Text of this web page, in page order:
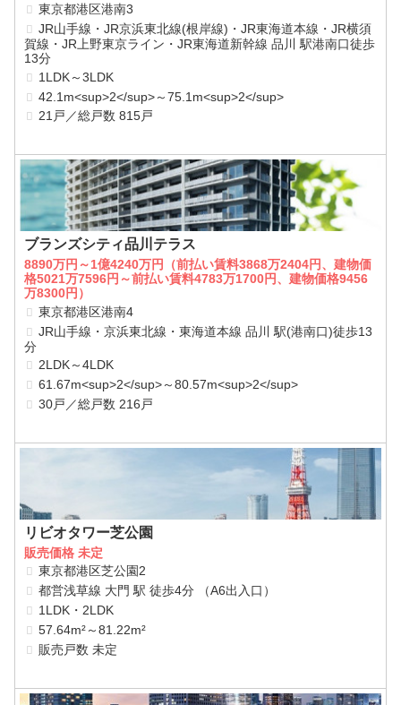
東京都港区港南3
JR山手線・JR京浜東北線(根岸線)・JR東海道本線・JR横須
賀線・JR上野東京ライン・JR東海道新幹線 品川 駅港南口徒歩
13分
1LDK～3LDK
42.1m<sup>2</sup>～75.1m<sup>2</sup>
21戸／総戸数 815戸
ブランズシティ品川テラス
8890万円～1億4240万円（前払い賃料3868万2404円、建物価
格5021万7596円～前払い賃料4783万1700円、建物価格9456
万8300円）
東京都港区港南4
JR山手線・京浜東北線・東海道本線 品川 駅(港南口)徒歩13
分
2LDK～4LDK
61.67m<sup>2</sup>～80.57m<sup>2</sup>
30戸／総戸数 216戸
リビオタワー芝公園
販売価格 未定
東京都港区芝公園2
都営浅草線 大門 駅 徒歩4分 （A6出入口）
1LDK・2LDK
57.64m²～81.22m²
販売戸数 未定